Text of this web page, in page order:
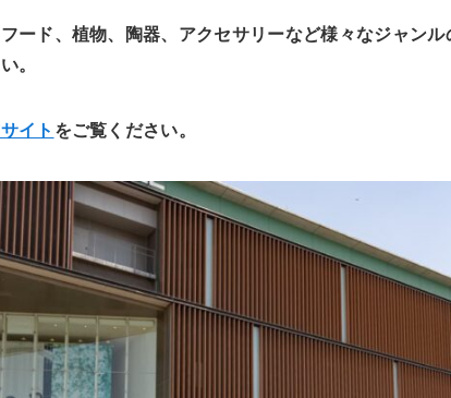
ード、植物、陶器、アクセサリーなど様々なジャンル
。
イト をご覧ください。